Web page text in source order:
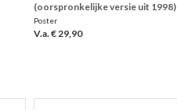
(oorspronkelijke versie uit 1998)
Poster
V.a. € 29,90